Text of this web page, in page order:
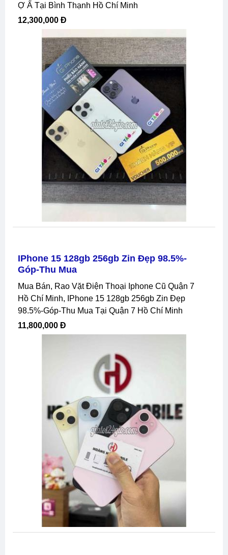
Ợ Ấ Tại Bình Thạnh Hồ Chí Minh
12,300,000 Đ
IPhone 15 128gb 256gb Zin Đẹp 98.5%-
Góp-Thu Mua
Mua Bán, Rao Vặt Điện Thoại Iphone Cũ Quận 7
Hồ Chí Minh, IPhone 15 128gb 256gb Zin Đẹp
98.5%-Góp-Thu Mua Tại Quận 7 Hồ Chí Minh
11,800,000 Đ